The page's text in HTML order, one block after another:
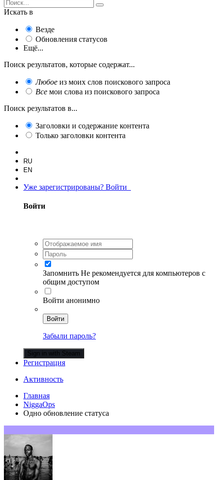
Искать в
Везде
Обновления статусов
Ещё...
Поиск результатов, которые содержат...
Любое из моих слов поискового запроса
Все мои слова из поискового запроса
Поиск результатов в...
Заголовки и содержание контента
Только заголовки контента
RU
EN
Уже зарегистрированы? Войти
Войти
Запомнить Не рекомендуется для компьютеров с
общим доступом
Войти анонимно
Войти
Забыли пароль?
Sign in with Steam
Регистрация
Активность
Главная
NiggaOps
Одно обновление статуса